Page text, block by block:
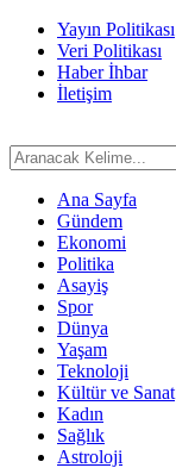
Yayın Politikası
Veri Politikası
Haber İhbar
İletişim
Ana Sayfa
Gündem
Ekonomi
Politika
Asayiş
Spor
Dünya
Yaşam
Teknoloji
Kültür ve Sanat
Kadın
Sağlık
Astroloji